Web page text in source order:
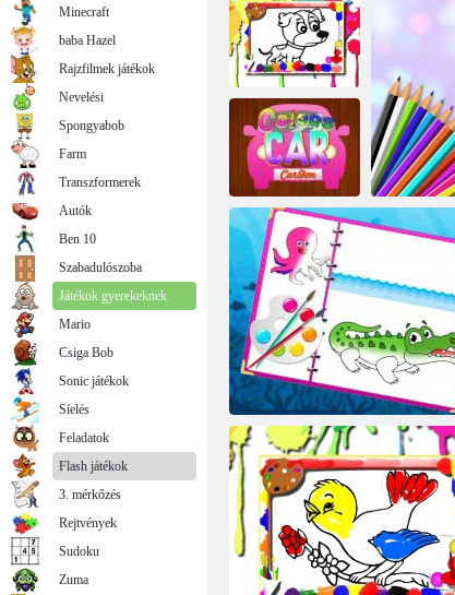
Kifestőkönyv
Kutyák
kifestőkönyv
Színek Car
Cartoon
Minecraft
baba Hazel
Rajzfilmek játékok
Nevelési
Spongyabob
Farm
Transzformerek
Autók
Ben 10
Szabadulószoba
Játékok gyerekeknek
Mario
Csiga Bob
Sonic játékok
Síelés
Feladatok
Flash játékok
3. mérkőzés
Rejtvények
Sudoku
Zuma